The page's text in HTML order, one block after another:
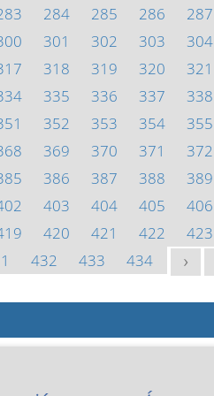
284 285 286 287
301 302 303 304
318 319 320 321
335 336 337 338
352 353 354 355
369 370 371 372
386 387 388 389
403 404 405 406
420 421 422 423
432 433 434 >